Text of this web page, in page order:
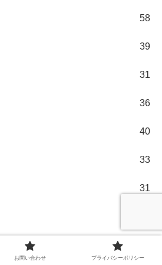
58
39
31
36
40
33
31
お問い合わせ プライバシーポリシー